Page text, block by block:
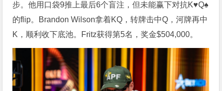
步。他用口袋9推上最后6个盲注，但未能赢下对抗K♥Q♠
的flip。Brandon Wilson拿着KQ，转牌击中Q，河牌再中
K，顺利收下底池。Fritz获得第5名，奖金$504,000。